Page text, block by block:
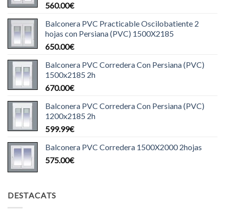
560.00€
Balconera PVC Practicable Oscilobatiente 2
hojas con Persiana (PVC) 1500X2185
650.00€
Balconera PVC Corredera Con Persiana (PVC)
1500x2185 2h
670.00€
Balconera PVC Corredera Con Persiana (PVC)
1200x2185 2h
599.99€
Balconera PVC Corredera 1500X2000 2hojas
575.00€
DESTACATS